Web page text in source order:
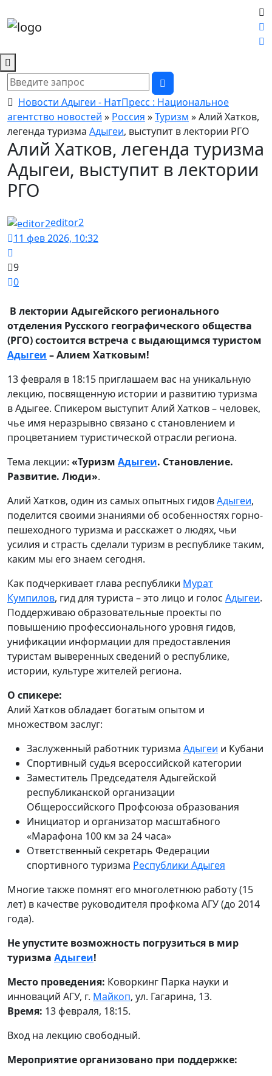
Новости Адыгеи - НатПресс : Национальное
агентство новостей » Россия »Туризм » Алий Хатков,
легенда туризма Адыгеи, выступит в лектории РГО
Алий Хатков, легенда туризма
Адыгеи, выступит в лектории
РГО
editor2
11 фев 2026, 10:32
9
0
В лектории Адыгейского регионального
отделения Русского географического общества
(РГО) состоится встреча с выдающимся туристом
Адыгеи – Алием Хатковым!
13 февраля в 18:15 приглашаем вас на уникальную
лекцию, посвященную истории и развитию туризма
в Адыгее. Спикером выступит Алий Хатков – человек,
чье имя неразрывно связано с становлением и
процветанием туристической отрасли региона.
Тема лекции: «Туризм Адыгеи. Становление.
Развитие. Люди».
Алий Хатков, один из самых опытных гидовАдыгеи,
поделится своими знаниями об особенностях горно-
пешеходного туризма и расскажет о людях, чьи
усилия и страсть сделали туризм в республике таким,
каким мы его знаем сегодня.
Как подчеркивает глава республики Мурат
Кумпилов, гид для туриста – это лицо и голос Адыгеи.
Поддерживаю образовательные проекты по
повышению профессионального уровня гидов,
унификации информации для предоставления
туристам выверенных сведений о республике,
истории, культуре жителей региона.
О спикере:
Алий Хатков обладает богатым опытом и
множеством заслуг:
Заслуженный работник туризма Адыгеи и Кубани
Спортивный судья всероссийской категории
Заместитель Председателя Адыгейской
республиканской организации
Общероссийского Профсоюза образования
Инициатор и организатор масштабного
«Марафона 100 км за 24 часа»
Ответственный секретарь Федерации
спортивного туризма Республики Адыгея
Многие также помнят его многолетнюю работу (15
лет) в качестве руководителя профкома АГУ (до 2014
года).
Не упустите возможность погрузиться в мир
туризма Адыгеи!
Место проведения: Коворкинг Парка науки и
инноваций АГУ, г. Майкоп, ул. Гагарина, 13.
Время: 13 февраля, 18:15.
Вход на лекцию свободный.
Мероприятие организовано при поддержке: